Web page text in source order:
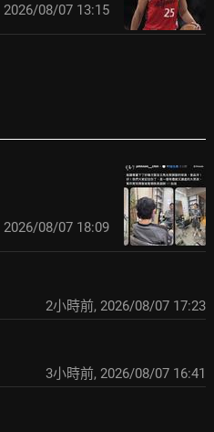
2026/08/07 13:15
2026/08/07 18:09
2小時前, 2026/08/07 17:23
3小時前, 2026/08/07 16:41